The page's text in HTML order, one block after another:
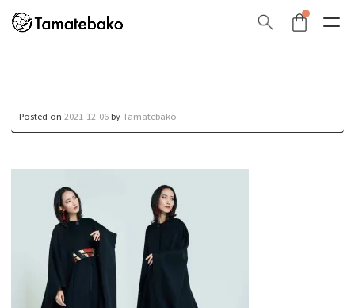
Posted on 2021-12-06 byTamatebako